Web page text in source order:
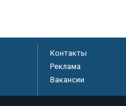
Контакты
Реклама
Вакансии